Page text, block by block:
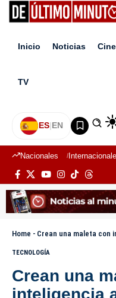
Inicio Noticias Cine
TV
ES|EN
Nacionales
Home - Crean una maleta con
TECNOLOGÍA
Crean una